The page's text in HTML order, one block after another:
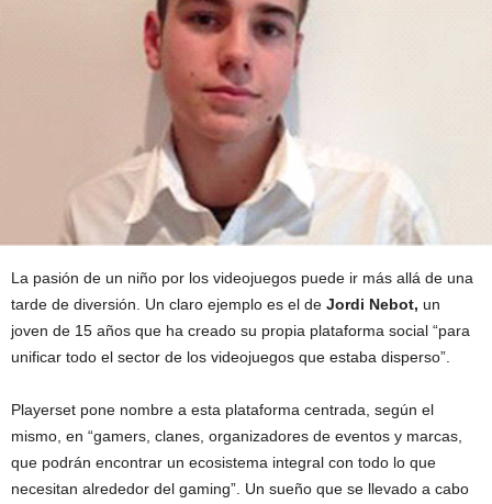
La pasión de un niño por los videojuegos puede ir más allá de una
tarde de diversión. Un claro ejemplo es el de Jordi Nebot, un
joven de 15 años que ha creado su propia plataforma social “para
unificar todo el sector de los videojuegos que estaba disperso”.
Playerset pone nombre a esta plataforma centrada, según el
mismo, en “gamers, clanes, organizadores de eventos y marcas,
que podrán encontrar un ecosistema integral con todo lo que
necesitan alrededor del gaming”. Un sueño que se llevado a cabo